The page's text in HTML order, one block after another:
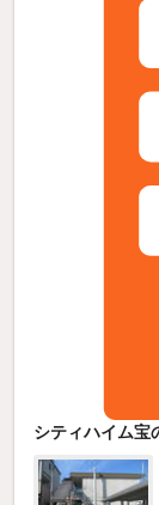
シティハイム宝